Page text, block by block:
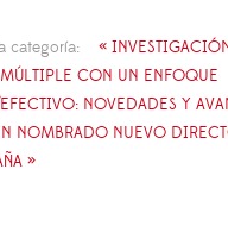
categoría:
«
CON UN ENFOQUE
NOVEDADES Y
NOMBRADO NUEVO
»